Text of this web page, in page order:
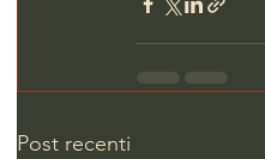
Post recenti